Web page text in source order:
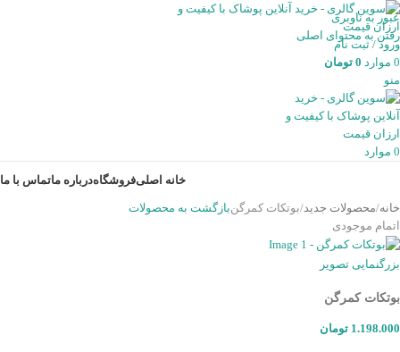
عبور به ناوبری
رفتن به محتوای اصلی
ورود / ثبت نام
0 موارد 0 تومان
منو
0 موارد
خانه اصلیفروشگاهدرباره ماتماس با ما
خانه محصولات جدید بوتکات کمرگنبازگشت به محصولات
اتمام موجودی
بزرگنمایی تصویر
بوتکات کمرگن
1.198.000 تومان